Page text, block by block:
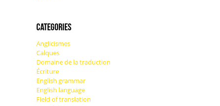
Categories
Anglicismes
Calques
Domaine de la traduction
Écriture
English grammar
English language
Field of translation